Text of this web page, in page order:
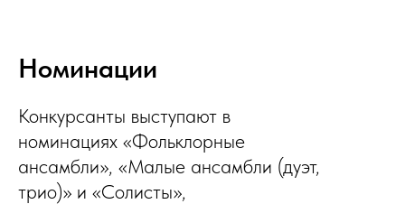
Номинации
Конкурсанты выступают в
номинациях «Фольклорные
ансамбли», «Малые ансамбли (дуэт,
трио)» и «Солисты»,